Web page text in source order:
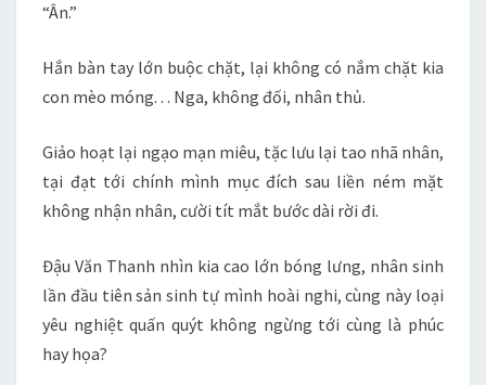
“Ân.”
Hắn bàn tay lớn buộc chặt, lại không có nắm chặt kia
con mèo móng. . . Nga, không đối, nhân thủ.
Giảo hoạt lại ngạo mạn miêu, tặc lưu lại tao nhã nhân,
tại đạt tới chính mình mục đích sau liền ném mặt
không nhận nhân, cười tít mắt bước dài rời đi.
Đậu Văn Thanh nhìn kia cao lớn bóng lưng, nhân sinh
lần đầu tiên sản sinh tự mình hoài nghi, cùng này loại
yêu nghiệt quấn quýt không ngừng tới cùng là phúc
hay họa?